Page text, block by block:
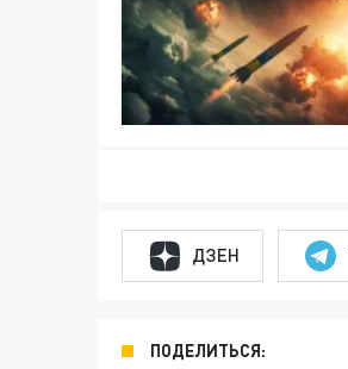
ДЗЕН
ПОДЕЛИТЬСЯ: